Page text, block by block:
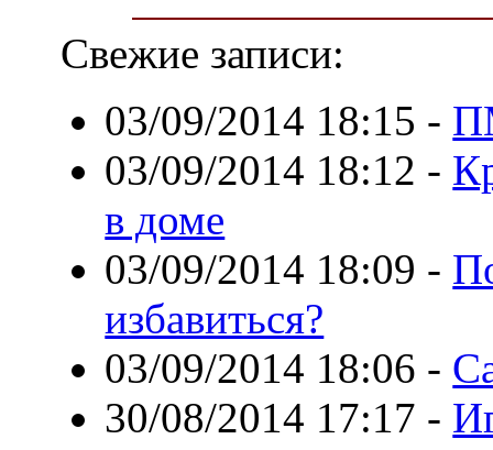
Свежие записи:
03/09/2014 18:15 -
03/09/2014 18:12 -
в доме
03/09/2014 18:09 -
избавиться?
03/09/2014 18:06 -
30/08/2014 17:17 -